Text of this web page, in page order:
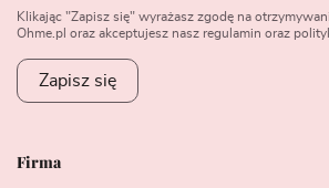
Firma
Klikając "Zapisz się" wyrażasz zgodę na
Ohme.pl oraz akceptujesz nasz regulamin oraz
Zapisz się